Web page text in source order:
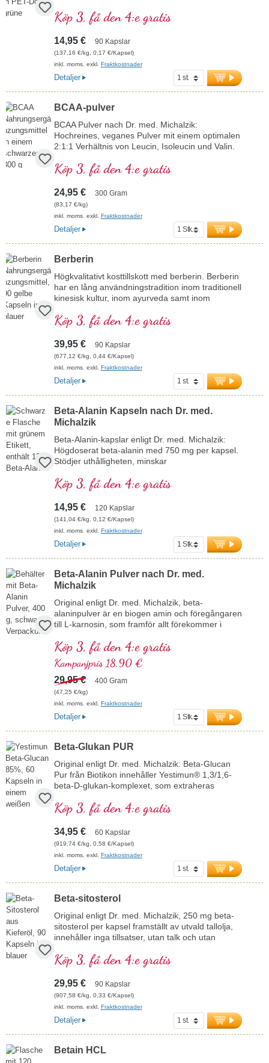
tillföras via kosten. Varje kapsel ger 1 050 mg
rena aminosyror utan ytterligare tillsatser,
idealiskt för veganer och vegetarianer.
Ingredienser per daglig konsumtionsmängd (3
kapslar): 3 150 mg BCAA. Förpackad i en burk
med 90 kapslar. Producerad i våra egna
produktionsanläggningar i Tyskland, baserat på
40 års erfarenhet av vitalämnen och 20 år av
beprövad kvalitet. Fri från skadliga ämnen och
tillsatser, glutenfri, laktosfri och GMO-fri.
Miljövänligt och hållbart tillverkad, direkt från
tillverkaren och alltid tillgänglig med en
leveranstid på 1–2 arbetsdagar.
Köp 3, få den 4:e gratis
14,95 € 90 Kapslar
(137,16 €/kg, 0,17 €/Kapsel)
inkl. moms. exkl. Fraktkostnader
Detaljer
BCAA-pulver
BCAA Pulver nach Dr. med. Michalzik:
Hochreines, veganes Pulver mit einem optimalen
2:1:1 Verhältnis von Leucin, Isoleucin und Valin.
oder künstliche Aromen. Perfekt für Sportler zur
Unterstützung von Muskelaufbau und
Regeneration.
mehr Informationen zu BCAA Pulver
Köp 3, få den 4:e gratis
24,95 € 300 Gram
(83,17 €/kg)
inkl. moms. exkl. Fraktkostnader
Detaljer
Berberin
Högkvalitativt kosttillskott med berberin. Berberin
har en lång användningstradition inom traditionell
kinesisk kultur, inom ayurveda samt inom
Köp 3, få den 4:e gratis
39,95 € 90 Kapslar
(677,12 €/kg, 0,44 €/Kapsel)
inkl. moms. exkl. Fraktkostnader
Detaljer
Beta-Alanin Kapseln nach Dr. med.
Michalzik
Beta-Alanin-kapslar enligt Dr. med. Michalzik:
Högdoserat beta-alanin med 750 mg per kapsel.
Stödjer uthålligheten, minskar
Perfekt för idrottare och aktiva människor.
mer information om Beta-Alanin-kapslar
Köp 3, få den 4:e gratis
14,95 € 120 Kapslar
(141,04 €/kg, 0,12 €/Kapsel)
inkl. moms. exkl. Fraktkostnader
Detaljer
Beta-Alanin Pulver nach Dr. med.
Michalzik
Original enligt Dr. med. Michalzik, beta-
alaninpulver är en biogen amin och föregångaren
till L-karnosin, som framför allt förekommer i
alaninpulver för individuell dosering upp till 5
gram per dag. Bästa premiumråvara garanterat
utan tillsatser. Utvecklat av Biotikons läkarteam
under ledning av Dr. med. Alexander Michalzik.
Över 20 års produktionserfarenhet, över 40 års
erfarenhet av vitalämnen.
Köp 3, få den 4:e gratis
Kampanjpris 18,90 €
29,95 € 400 Gram
(47,25 €/kg)
inkl. moms. exkl. Fraktkostnader
Detaljer
Beta-Glukan PUR
Original enligt Dr. med. Michalzik: Beta-Glucan
Pur från Biotikon innehåller Yestimun® 1,3/1,6-
beta-D-glukan-komplexet, som extraheras
beta-1,6-glukan-sidomolekylkedjan intakt. Till
skillnad från beta-glukaner från havre eller andra
källor, som saknar sidokedjor, erbjuder detta
glukan ett optimalt bindningsförhållande, vilket
gör det särskilt värdefullt. Per dagsdos (1–3
kapslar) tillförs 500–1 500 mg beta-glukan med
en renhet på minst 85 %. Fri från tillsatser och
förpackad med en aluminiumfri försegling.
mer information om Beta-Glucan Pur
Köp 3, få den 4:e gratis
34,95 € 60 Kapslar
(919,74 €/kg, 0,58 €/Kapsel)
inkl. moms. exkl. Fraktkostnader
Detaljer
Beta-sitosterol
Original enligt Dr. med. Michalzik, 250 mg beta-
sitosterol per kapsel framställt av utvald tallolja,
innehåller inga tillsatser, utan talk och utan
Uteslutande premiumråvaror används. Tillverkad
i Tyskland i den egna produktionen som har
funnits i över 20 år.
mer information
Köp 3, få den 4:e gratis
29,95 € 90 Kapslar
(907,58 €/kg, 0,33 €/Kapsel)
inkl. moms. exkl. Fraktkostnader
Detaljer
Betain HCL